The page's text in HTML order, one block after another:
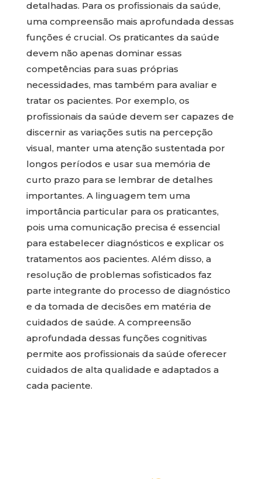
detalhadas. Para os profissionais da saúde,
uma compreensão mais aprofundada dessas
funções é crucial. Os praticantes da saúde
devem não apenas dominar essas
competências para suas próprias
necessidades, mas também para avaliar e
tratar os pacientes. Por exemplo, os
profissionais da saúde devem ser capazes de
discernir as variações sutis na percepção
visual, manter uma atenção sustentada por
longos períodos e usar sua memória de
curto prazo para se lembrar de detalhes
importantes. A linguagem tem uma
importância particular para os praticantes,
pois uma comunicação precisa é essencial
para estabelecer diagnósticos e explicar os
tratamentos aos pacientes. Além disso, a
resolução de problemas sofisticados faz
parte integrante do processo de diagnóstico
e da tomada de decisões em matéria de
cuidados de saúde. A compreensão
aprofundada dessas funções cognitivas
permite aos profissionais da saúde oferecer
cuidados de alta qualidade e adaptados a
cada paciente.